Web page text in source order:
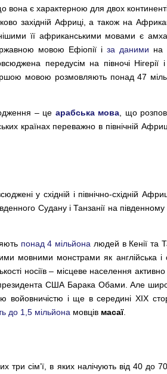
є характерною для двох
західній Африці, а також на
її африканськими мовами є
мовою Ефіопії іза даними на
передусім на півночі Нігерії і
мовою розмовляють понад 47
– це арабська мова , що
країнах переважно в північній
у східній і північно-східній
Судану і Танзанії на південному
понад 4 мільйона людей в Кенії та
мовними монстрами як англійська і
носіїв – місцеве населення
США Барака Обами. Але
войовничістю і ще в середині XIX
до 1,5 мільйона мовців масаї.
три сім’ї, в яких налічують від 40 до